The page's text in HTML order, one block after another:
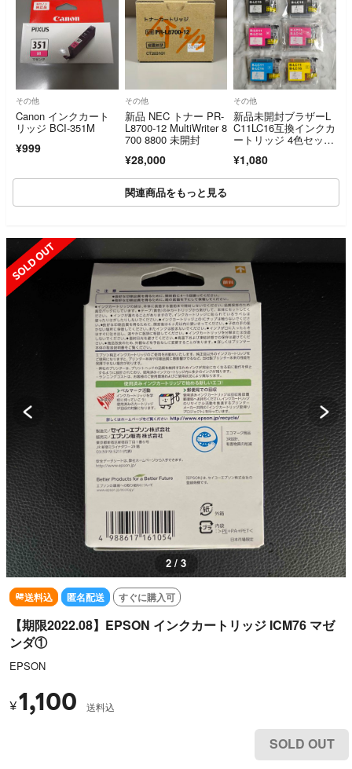
その他
Canon インクカート
リッジ BCI-351M
¥999
その他
新品 NEC トナー PR-
L8700-12 MultiWriter 8
700 8800 未開封
¥28,000
その他
新品未開封ブラザーL
C11LC16互換インクカ
ートリッジ 4色セット
¥1,080
関連商品をもっと見る
3 / 3
送料込 匿名配送 すぐに購入可
【期限2022.08】EPSON インクカートリッジ ICM76 マゼ
ンダ①
EPSON
¥1,100 送料込
SOLD OUT